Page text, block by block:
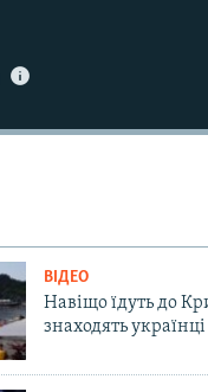
ВІДЕО
Навіщо їдуть до
знаходять